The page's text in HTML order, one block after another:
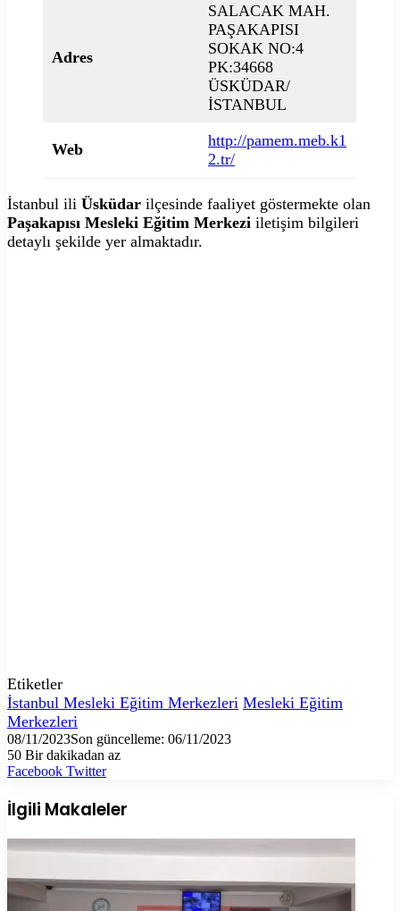
Adres
SALACAK MAH.
PAŞAKAPISI
SOKAK NO:4
PK:34668
ÜSKÜDAR/
İSTANBUL
Web
http://pamem.meb.k1
2.tr/
İstanbul ili Üsküdar ilçesinde faaliyet göstermekte olan
Paşakapısı Mesleki Eğitim Merkezi iletişim bilgileri
detaylı şekilde yer almaktadır.
Etiketler
İstanbul Mesleki Eğitim Merkezleri Mesleki Eğitim
Merkezleri
08/11/2023Son güncelleme: 06/11/2023
50 Bir dakikadan az
Facebook TwitterLinkedIn
Tumblr
Pinterest
Reddit
VKontakte
E-
ile
paylaş
Yazdır
İlgili Makaleler